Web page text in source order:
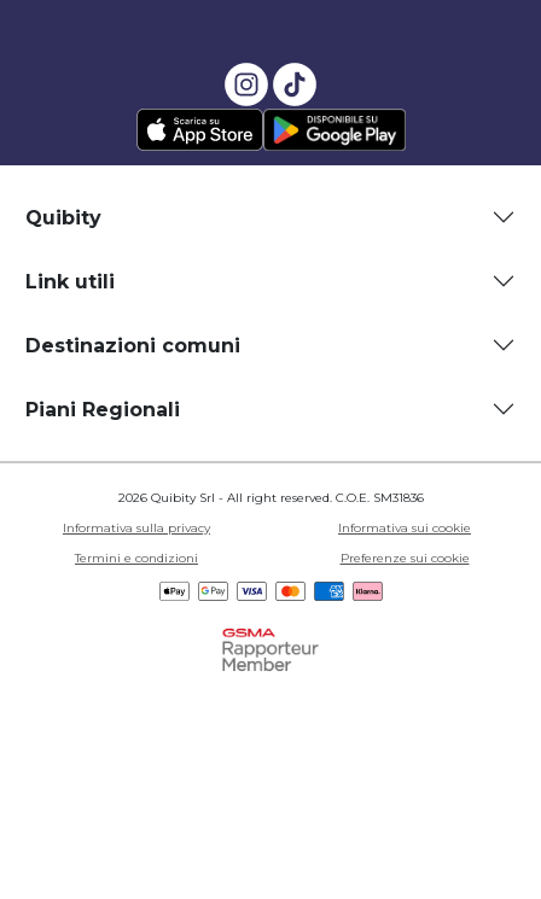
Quibity
Link utili
Destinazioni comuni
Piani Regionali
2026 Quibity Srl - All right reserved. C.O.E. SM31836
Informativa sulla privacy
Informativa sui cookie
Termini e condizioni
Preferenze sui cookie